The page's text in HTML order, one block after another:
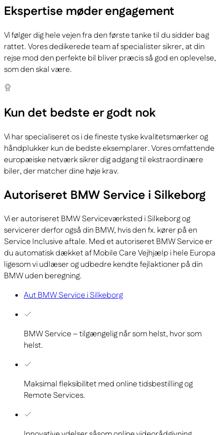
Ekspertise møder engagement
Vi følger dig hele vejen fra den første tanke til du sidder bag
rattet. Vores dedikerede team af specialister sikrer, at din
rejse mod den perfekte bil bliver præcis så god en oplevelse,
som den skal være.
Kun det bedste er godt nok
Vi har specialiseret os i de fineste tyske kvalitetsmærker og
håndplukker kun de bedste eksemplarer. Vores omfattende
europæiske netværk sikrer dig adgang til ekstraordinære
biler, der matcher dine høje krav.
Autoriseret BMW Service i Silkeborg
Vi er autoriseret BMW Serviceværksted i Silkeborg og
servicerer derfor også din BMW, hvis den fx. kører på en
Service Inclusive aftale. Med et autoriseret BMW Service er
du automatisk dækket af Mobile Care Vejhjælp i hele Europa
ligesom vi udlæser og udbedre kendte fejlaktioner på din
BMW uden beregning.
Aut BMW Service i Silkeborg
BMW Service – tilgængelig når som helst, hvor som
helst.
Maksimal fleksibilitet med online tidsbestilling og
Remote Services.